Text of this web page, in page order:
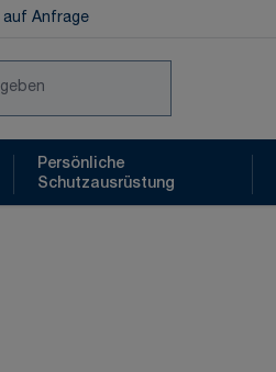
auf Anfrage
Persönliche
Schutzausrüstung